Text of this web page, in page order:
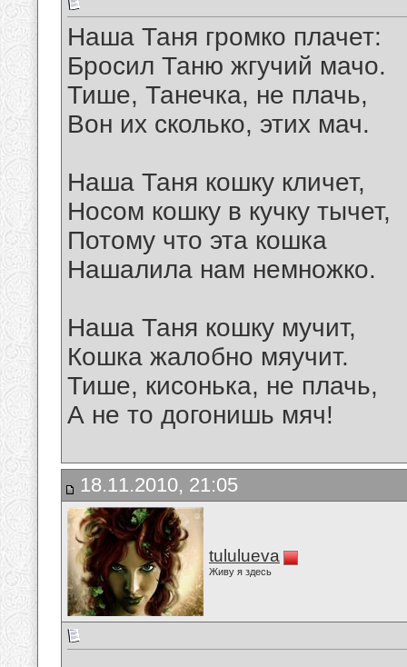
Наша Таня громко плачет:
Бросил Таню жгучий мачо.
Тише, Танечка, не плачь,
Вон их сколько, этих мач.
Наша Таня кошку кличет,
Носом кошку в кучку тычет,
Потому что эта кошка
Нашалила нам немножко.
Наша Таня кошку мучит,
Кошка жалобно мяучит.
Тише, кисонька, не плачь,
А не то догонишь мяч!
18.11.2010, 21:05
tululueva
Живу я здесь